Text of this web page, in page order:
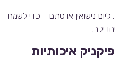
נישואין או סתם – כדי לשמח
יקר.
איכותיות